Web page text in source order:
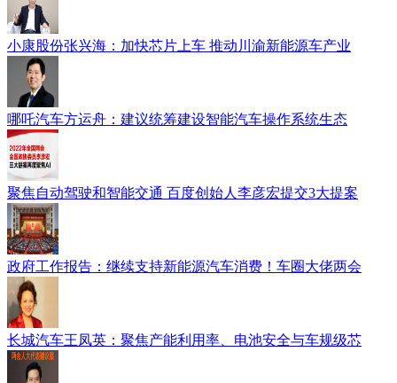
小康股份张兴海：加快芯片上车 推动川渝新能源车产业
哪吒汽车方运舟：建议统筹建设智能汽车操作系统生态
聚焦自动驾驶和智能交通 百度创始人李彦宏提交3大提案
政府工作报告：继续支持新能源汽车消费！车圈大佬两会
长城汽车王凤英：聚焦产能利用率、电池安全与车规级芯